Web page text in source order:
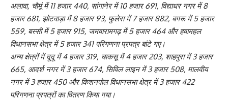
अलावा, चौमूं में 11 हजार 440, सांगानेर में 10 हजार 691, विद्याधर नगर में 8
हजार 681, झोटवाड़ा में 8 हजार 93, फुलेरा में 7 हजार 882, बगरू में 5 हजार
559, बस्सी में 5 हजार 915, जमवारामगढ़ में 5 हजार 464 और हवामहल
विधानसभा क्षेत्र में 5 हजार 341 परिगणना प्रपत्र बांटे गए।
अन्य क्षेत्रों में दूदू में 4 हजार 319, चाकसू में 4 हजार 203, शाहपुरा में 3 हजार
665, आदर्श नगर में 3 हजार 674, सिविल लाइन में 3 हजार 508, मालवीय
नगर में 3 हजार 450 और किशनपोल विधानसभा क्षेत्र में 3 हजार 422
परिगणना प्रपत्रों का वितरण किया गया।